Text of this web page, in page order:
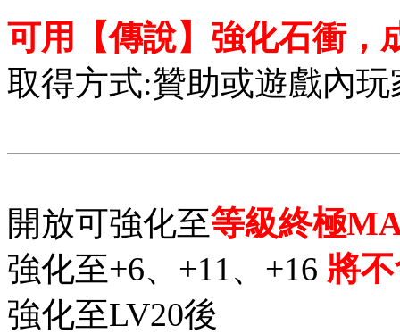
可用【傳說】強化石衝，
取得方式:贊助或遊戲內玩
開放可強化至等級終極
強化至+6、+11、+16 將
強化至LV20後